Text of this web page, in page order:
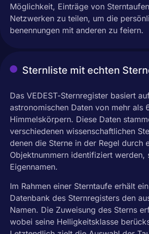
Möglichkeit, Einträge von
Netzwerken zu teilen, um die
benennungen mit anderen zu feiern.
Sternliste mit echten
Das VEDEST-Sternregister basiert
astronomischen Daten von mehr als
Himmelskörpern. Diese Daten
verschiedenen wissenschaftlichen
denen die Sterne in der Regel durch
Objektnummern identifiziert werden,
Eigennamen.
Im Rahmen einer Sterntaufe erhält
Datenbank des Sternregisters den
Namen. Die Zuweisung des Sterns
wobei seine Helligkeitsklasse